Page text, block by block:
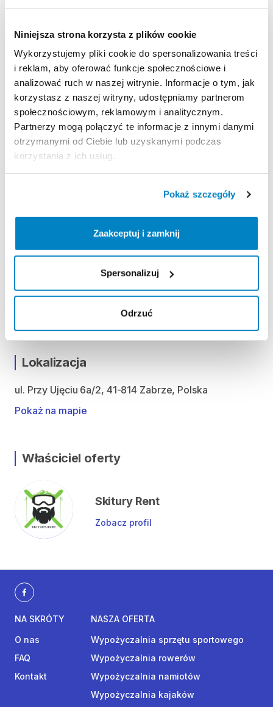
Niniejsza strona korzysta z plików cookie
Wykorzystujemy pliki cookie do spersonalizowania treści
i reklam, aby oferować funkcje społecznościowe i
analizować ruch w naszej witrynie. Informacje o tym, jak
korzystasz z naszej witryny, udostępniamy partnerom
społecznościowym, reklamowym i analitycznym.
Partnerzy mogą połączyć te informacje z innymi danymi
otrzymanymi od Ciebie lub uzyskanymi podczas
korzystania z ich usług.
Pokaż szczegóły
Zaakceptuj i zamknij
Spersonalizuj
Odrzuć
REGULAMIN
Ten sprzęt sportowy wypożyczany jest przez
wypożyczalnię partnerską. Zapoznaj się z jej
regulaminem wypożyczeń.
Regulamin wypożyczalni
KAUCJA
Brak kaucji - prosimy o zabranie dowodu tożsamości
ODBIÓR I ZWROT SPRZĘTU
Nie pracujemy w stałych godzinach. Na odbiór i
zwrot z każdym klientem umawiamy się
indywidualnie, głównie wieczorami w przeddzień
Lokalizacja
ul. Przy Ujęciu 6a/2, 41-814 Zabrze, Polska
Pokaż na mapie
Właściciel oferty
Skitury Rent
Zobacz profil
NA SKRÓTY
O nas
FAQ
Kontakt
NASZA OFERTA
Wypożyczalnia sprzętu sportowego
Wypożyczalnia rowerów
Wypożyczalnia namiotów
Wypożyczalnia kajaków